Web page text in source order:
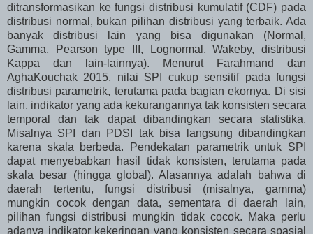
ditransformasikan ke fungsi distribusi kumulatif (CDF) pada
distribusi normal, bukan pilihan distribusi yang terbaik. Ada
banyak distribusi lain yang bisa digunakan (Normal,
Gamma, Pearson type III, Lognormal, Wakeby, distribusi
Kappa dan lain-lainnya). Menurut Farahmand dan
AghaKouchak 2015, nilai SPI cukup sensitif pada fungsi
distribusi parametrik, terutama pada bagian ekornya. Di sisi
lain, indikator yang ada kekurangannya tak konsisten secara
temporal dan tak dapat dibandingkan secara statistika.
Misalnya SPI dan PDSI tak bisa langsung dibandingkan
karena skala berbeda. Pendekatan parametrik untuk SPI
dapat menyebabkan hasil tidak konsisten, terutama pada
skala besar (hingga global). Alasannya adalah bahwa di
daerah tertentu, fungsi distribusi (misalnya, gamma)
mungkin cocok dengan data, sementara di daerah lain,
pilihan fungsi distribusi mungkin tidak cocok. Maka perlu
adanya indikator kekeringan yang konsisten secara spasial